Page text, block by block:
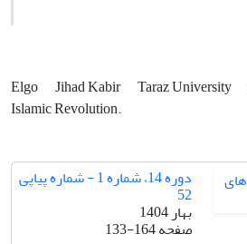
Elgo Jihad Kabir Taraz University
Islamic Revolution. ​
دوره 14، شماره 1 - شماره پیاپی
52
بهار 1404
صفحه133-164